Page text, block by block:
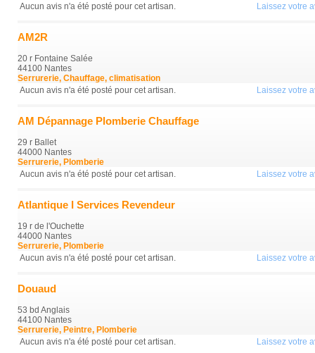
Aucun avis n'a été posté pour cet artisan.
Laissez votre
AM2R
20 r Fontaine Salée
44100 Nantes
Serrurerie, Chauffage, climatisation
Aucun avis n'a été posté pour cet artisan.
Laissez votre
AM Dépannage Plomberie Chauffage
29 r Ballet
44000 Nantes
Serrurerie, Plomberie
Aucun avis n'a été posté pour cet artisan.
Laissez votre
Atlantique I Services Revendeur
19 r de l'Ouchette
44000 Nantes
Serrurerie, Plomberie
Aucun avis n'a été posté pour cet artisan.
Laissez votre
Douaud
53 bd Anglais
44100 Nantes
Serrurerie, Peintre, Plomberie
Aucun avis n'a été posté pour cet artisan.
Laissez votre